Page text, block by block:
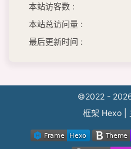
本站访客数 :
本站总访问量 :
最后更新时间 :
©2022 -
框架 Hexo